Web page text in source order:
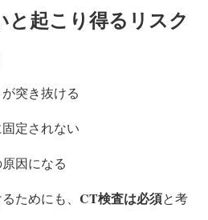
起こり得るリスク
突き抜ける
定されない
因になる
ためにも、 CT検査は必須と考